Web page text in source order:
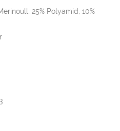
25% Polyamid, 10%